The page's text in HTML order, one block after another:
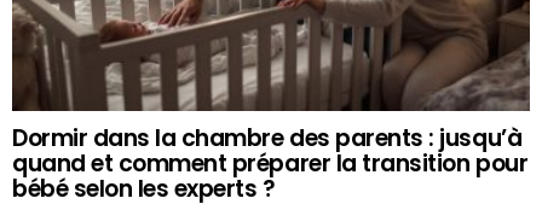
Dormir dans la chambre des parents : jusqu’à
quand et comment préparer la transition pour
bébé selon les experts ?